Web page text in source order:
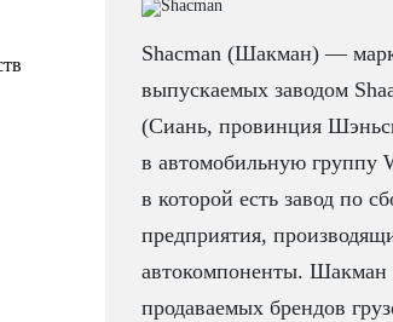
Shacman (Шакман) —
выпускаемых заводом
(Сиань, провинция
в автомобильную группу
в которой есть завод по
предприятия,
автокомпоненты. Шакман
продаваемых брендов